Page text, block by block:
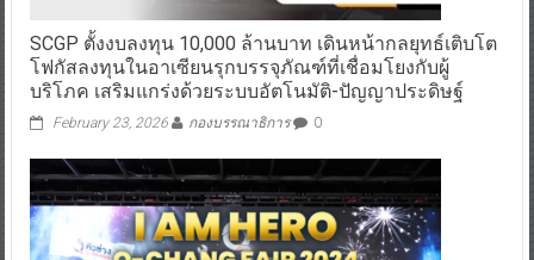
SCGP ตั้งงบลงทุน 10,000 ล้านบาท เดินหน้ากลยุทธ์เติบโต
บริโภค เสริมแกร่งด้วยระบบอัตโนมัติ-ปัญญาประดิษฐ์
February 23, 2026 กองบรรณาธิการ 0